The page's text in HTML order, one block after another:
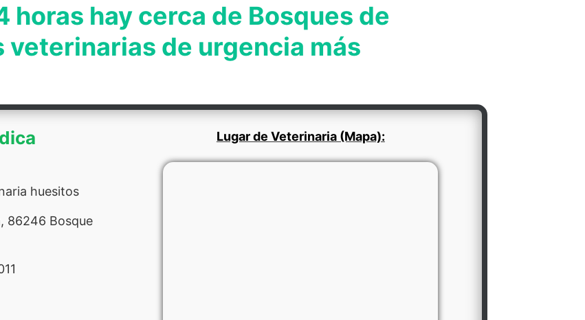
horas hay cerca de Bosques de
veterinarias de urgencia más
huesitos
86246 Bosque
Lugar de Veterinaria (Mapa):